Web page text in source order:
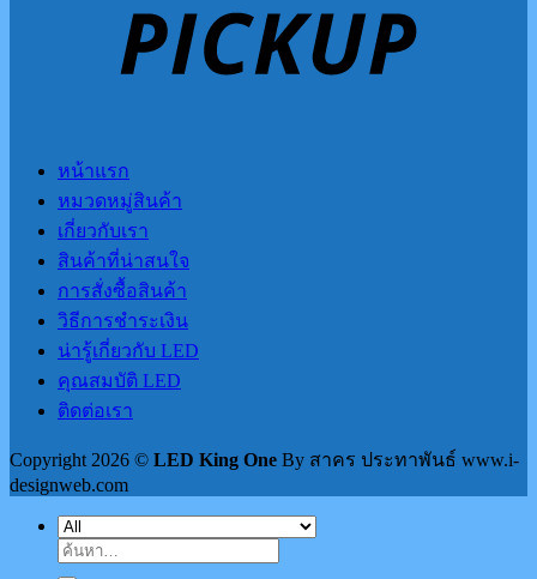
หน้าแรก
หมวดหมู่สินค้า
เกี่ยวกับเรา
สินค้าที่น่าสนใจ
การสั่งซื้อสินค้า
วิธีการชำระเงิน
น่ารู้เกี่ยวกับ LED
คุณสมบัติ LED
ติดต่อเรา
Copyright 2026 © LED King One By สาคร ประทาพันธ์ www.i-
designweb.com
ค้นหา: